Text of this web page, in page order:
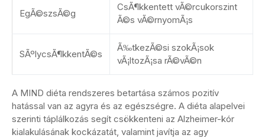
EgÃ©szsÃ©g
CsÃ¶kkentett vÃ©rcukorszint
Ã©s vÃ©rnyomÃ¡s
SÃºlycsÃ¶kkentÃ©s
Ã‰tkezÃ©si szokÃ¡sok
vÃ¡ltozÃ¡sa rÃ©vÃ©n
A MIND diéta rendszeres betartása számos pozitív
hatással van az agyra és az egészségre. A diéta alapelvei
szerinti táplálkozás segít csökkenteni az Alzheimer-kór
kialakulásának kockázatát, valamint javítja az agy